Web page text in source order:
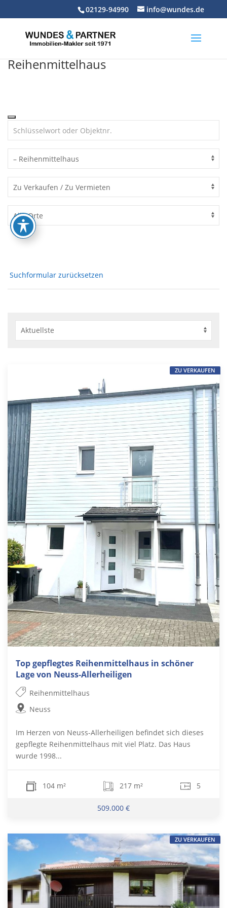
02129-94990 info@wundes.de
Reihenmittelhaus
Suchformular zurücksetzen
Top gepflegtes Reihenmittelhaus in schöner
Lage von Neuss-Allerheiligen
Reihenmittelhaus
Neuss
Im Herzen von Neuss-Allerheiligen befindet sich dieses
gepflegte Reihenmittelhaus mit viel Platz. Das Haus
wurde 1998...
104 m² 217 m² 5
509.000 €
ZU VERKAUFEN
ZU VERKAUFEN